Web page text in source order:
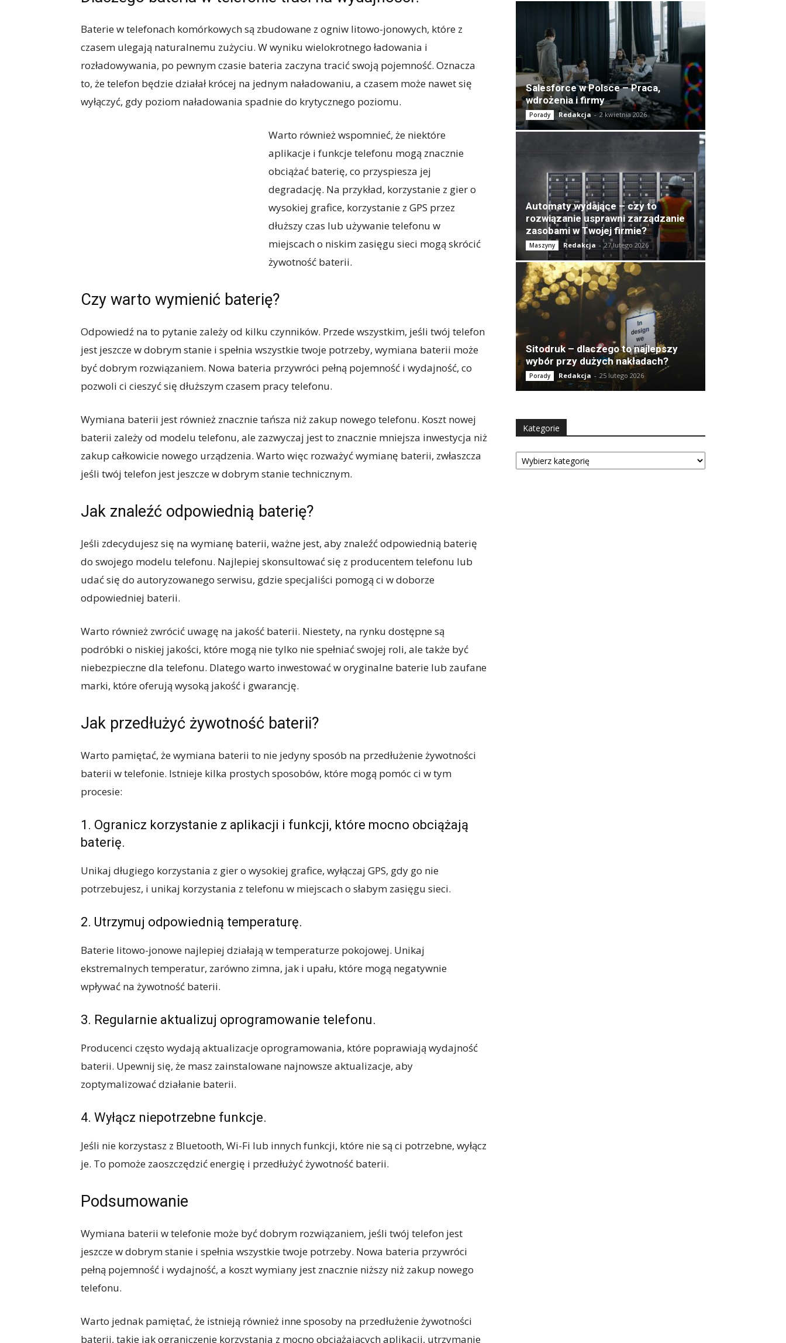
Baterie w telefonach komórkowych są zbudowane z ogniw litowo-jonowych, które z
czasem ulegają naturalnemu zużyciu. W wyniku wielokrotnego ładowania i
rozładowywania, po pewnym czasie bateria zaczyna tracić swoją pojemność. Oznacza
to, że telefon będzie działał krócej na jednym naładowaniu, a czasem może nawet się
wyłączyć, gdy poziom naładowania spadnie do krytycznego poziomu.
Warto również wspomnieć, że niektóre
aplikacje i funkcje telefonu mogą znacznie
obciążać baterię, co przyspiesza jej
degradację. Na przykład, korzystanie z gier o
wysokiej grafice, korzystanie z GPS przez
dłuższy czas lub używanie telefonu w
miejscach o niskim zasięgu sieci mogą skrócić
żywotność baterii.
Czy warto wymienić baterię?
Odpowiedź na to pytanie zależy od kilku czynników. Przede wszystkim, jeśli twój telefon
jest jeszcze w dobrym stanie i spełnia wszystkie twoje potrzeby, wymiana baterii może
być dobrym rozwiązaniem. Nowa bateria przywróci pełną pojemność i wydajność, co
pozwoli ci cieszyć się dłuższym czasem pracy telefonu.
Wymiana baterii jest również znacznie tańsza niż zakup nowego telefonu. Koszt nowej
baterii zależy od modelu telefonu, ale zazwyczaj jest to znacznie mniejsza inwestycja niż
zakup całkowicie nowego urządzenia. Warto więc rozważyć wymianę baterii, zwłaszcza
jeśli twój telefon jest jeszcze w dobrym stanie technicznym.
Jak znaleźć odpowiednią baterię?
Jeśli zdecydujesz się na wymianę baterii, ważne jest, aby znaleźć odpowiednią baterię
do swojego modelu telefonu. Najlepiej skonsultować się z producentem telefonu lub
udać się do autoryzowanego serwisu, gdzie specjaliści pomogą ci w doborze
odpowiedniej baterii.
Warto również zwrócić uwagę na jakość baterii. Niestety, na rynku dostępne są
podróbki o niskiej jakości, które mogą nie tylko nie spełniać swojej roli, ale także być
niebezpieczne dla telefonu. Dlatego warto inwestować w oryginalne baterie lub zaufane
marki, które oferują wysoką jakość i gwarancję.
Jak przedłużyć żywotność baterii?
Warto pamiętać, że wymiana baterii to nie jedyny sposób na przedłużenie żywotności
baterii w telefonie. Istnieje kilka prostych sposobów, które mogą pomóc ci w tym
procesie:
1. Ogranicz korzystanie z aplikacji i funkcji, które mocno obciążają
baterię.
Unikaj długiego korzystania z gier o wysokiej grafice, wyłączaj GPS, gdy go nie
potrzebujesz, i unikaj korzystania z telefonu w miejscach o słabym zasięgu sieci.
2. Utrzymuj odpowiednią temperaturę.
Baterie litowo-jonowe najlepiej działają w temperaturze pokojowej. Unikaj
ekstremalnych temperatur, zarówno zimna, jak i upału, które mogą negatywnie
wpływać na żywotność baterii.
3. Regularnie aktualizuj oprogramowanie telefonu.
Producenci często wydają aktualizacje oprogramowania, które poprawiają wydajność
baterii. Upewnij się, że masz zainstalowane najnowsze aktualizacje, aby
zoptymalizować działanie baterii.
4. Wyłącz niepotrzebne funkcje.
Jeśli nie korzystasz z Bluetooth, Wi-Fi lub innych funkcji, które nie są ci potrzebne, wyłącz
je. To pomoże zaoszczędzić energię i przedłużyć żywotność baterii.
Podsumowanie
Wymiana baterii w telefonie może być dobrym rozwiązaniem, jeśli twój telefon jest
jeszcze w dobrym stanie i spełnia wszystkie twoje potrzeby. Nowa bateria przywróci
pełną pojemność i wydajność, a koszt wymiany jest znacznie niższy niż zakup nowego
telefonu.
Warto jednak pamiętać, że istnieją również inne sposoby na przedłużenie żywotności
baterii, takie jak ograniczenie korzystania z mocno obciążających aplikacji, utrzymanie
Salesforce w Polsce – Praca,
wdrożenia i firmy
Porady Redakcja - 2 kwietnia 2026
Automaty wydające – czy to
rozwiązanie usprawni zarządzanie
zasobami w Twojej firmie?
Maszyny Redakcja - 27 lutego 2026
Sitodruk – dlaczego to najlepszy
wybór przy dużych nakładach?
Porady Redakcja - 25 lutego 2026
Kategorie
Kategorie